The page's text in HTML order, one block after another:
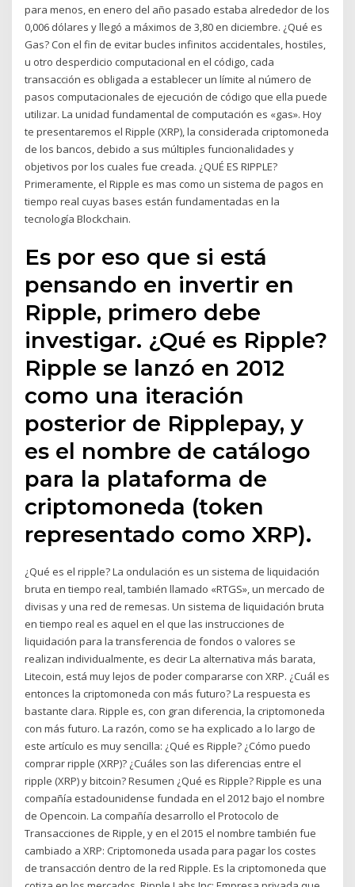
para menos, en enero del año pasado estaba alrededor de los
0,006 dólares y llegó a máximos de 3,80 en diciembre. ¿Qué es
Gas? Con el fin de evitar bucles infinitos accidentales, hostiles,
u otro desperdicio computacional en el código, cada
transacción es obligada a establecer un límite al número de
pasos computacionales de ejecución de código que ella puede
utilizar. La unidad fundamental de computación es «gas». Hoy
te presentaremos el Ripple (XRP), la considerada criptomoneda
de los bancos, debido a sus múltiples funcionalidades y
objetivos por los cuales fue creada. ¿QUÉ ES RIPPLE?
Primeramente, el Ripple es mas como un sistema de pagos en
tiempo real cuyas bases están fundamentadas en la
tecnología Blockchain.
Es por eso que si está
pensando en invertir en
Ripple, primero debe
investigar. ¿Qué es Ripple?
Ripple se lanzó en 2012
como una iteración
posterior de Ripplepay, y
es el nombre de catálogo
para la plataforma de
criptomoneda (token
representado como XRP).
¿Qué es el ripple? La ondulación es un sistema de liquidación
bruta en tiempo real, también llamado «RTGS», un mercado de
divisas y una red de remesas. Un sistema de liquidación bruta
en tiempo real es aquel en el que las instrucciones de
liquidación para la transferencia de fondos o valores se
realizan individualmente, es decir La alternativa más barata,
Litecoin, está muy lejos de poder compararse con XRP. ¿Cuál es
entonces la criptomoneda con más futuro? La respuesta es
bastante clara. Ripple es, con gran diferencia, la criptomoneda
con más futuro. La razón, como se ha explicado a lo largo de
este artículo es muy sencilla: ¿Qué es Ripple? ¿Cómo puedo
comprar ripple (XRP)? ¿Cuáles son las diferencias entre el
ripple (XRP) y bitcoin? Resumen ¿Qué es Ripple? Ripple es una
compañía estadounidense fundada en el 2012 bajo el nombre
de Opencoin. La compañía desarrollo el Protocolo de
Transacciones de Ripple, y en el 2015 el nombre también fue
cambiado a XRP: Criptomoneda usada para pagar los costes
de transacción dentro de la red Ripple. Es la criptomoneda que